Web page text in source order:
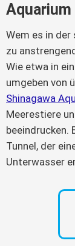
Aquarium
Wem es in
zu
Wie etwa in
umgeben von
Shinagawa
Meerestiere
beeindrucken.
Tunnel, der
Unterwasser